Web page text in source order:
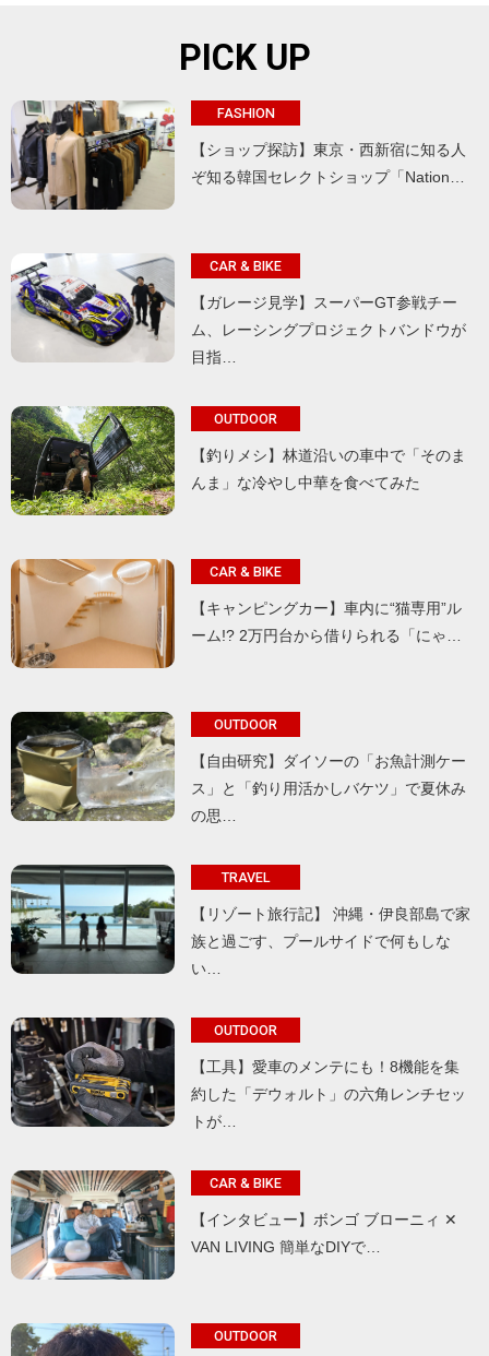
PICK UP
FASHION
【ショップ探訪】東京・西新宿に知る人
ぞ知る韓国セレクトショップ「Nation…
CAR & BIKE
【ガレージ見学】スーパーGT参戦チー
ム、レーシングプロジェクトバンドウが
目指…
OUTDOOR
【釣りメシ】林道沿いの車中で「そのま
んま」な冷やし中華を食べてみた
CAR & BIKE
【キャンピングカー】車内に“猫専用”ル
ーム!? 2万円台から借りられる「にゃ…
OUTDOOR
【自由研究】ダイソーの「お魚計測ケー
ス」と「釣り用活かしバケツ」で夏休み
の思…
TRAVEL
【リゾート旅行記】 沖縄・伊良部島で家
族と過ごす、プールサイドで何もしな
い…
OUTDOOR
【工具】愛車のメンテにも！8機能を集
約した「デウォルト」の六角レンチセッ
トが…
CAR & BIKE
【インタビュー】ボンゴ ブローニィ ✕
VAN LIVING 簡単なDIYで…
OUTDOOR